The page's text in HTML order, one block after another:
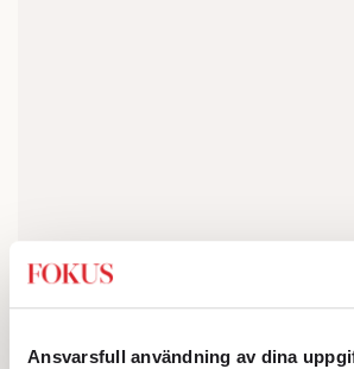
Ansvarsfull användning av dina